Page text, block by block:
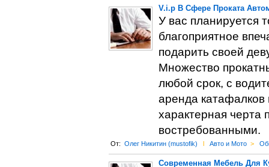
V.i.p В Сфере Проката
У вас планируется
благоприятное
подарить своей
Множество
любой срок, с
аренда катафалков
характерная черта
востребованными.
От: Олег Никитин (mustofik) l Авто и Мото >
Современная Мебель Для